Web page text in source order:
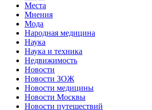
Места
Мнения
Мода
Народная медицина
Наука
Наука и техника
Недвижимость
Новости
Новости ЗОЖ
Новости медицины
Новости Москвы
Новости путешествий